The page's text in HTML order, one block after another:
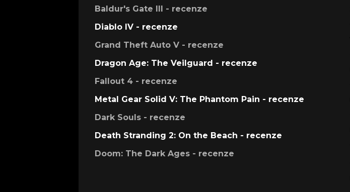
Baldur's Gate III - recenze
Diablo IV - recenze
Grand Theft Auto V - recenze
Dragon Age: The Veilguard - recenze
Fallout 4 - recenze
Metal Gear Solid V: The Phantom Pain - recenze
Dark Souls - recenze
Death Stranding 2: On the Beach - recenze
Doom: The Dark Ages - recenze